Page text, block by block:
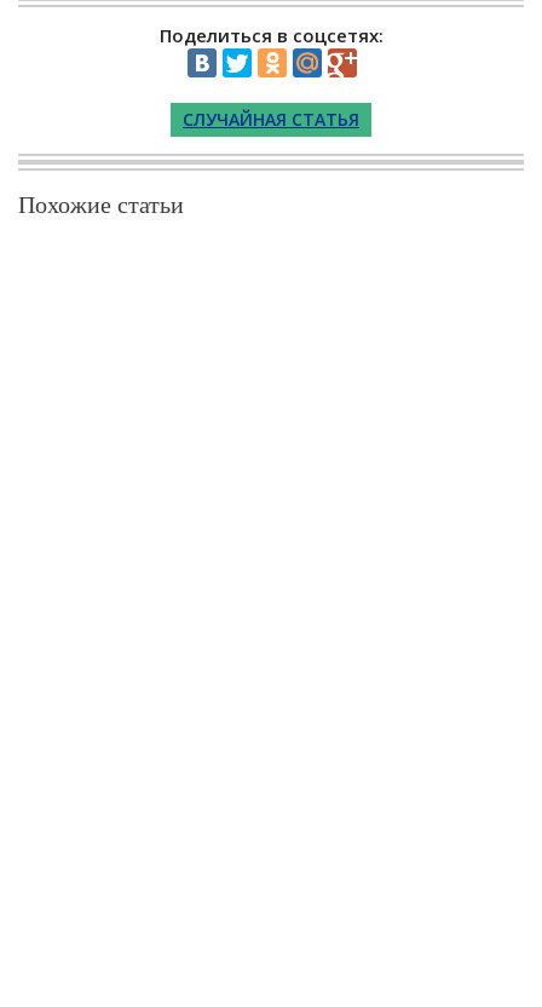
Поделиться в соцсетях:
СЛУЧАЙНАЯ СТАТЬЯ
Похожие статьи